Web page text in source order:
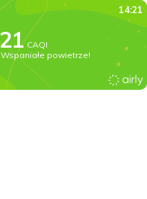
14:21
CAQI
Wspaniałe powietrze!